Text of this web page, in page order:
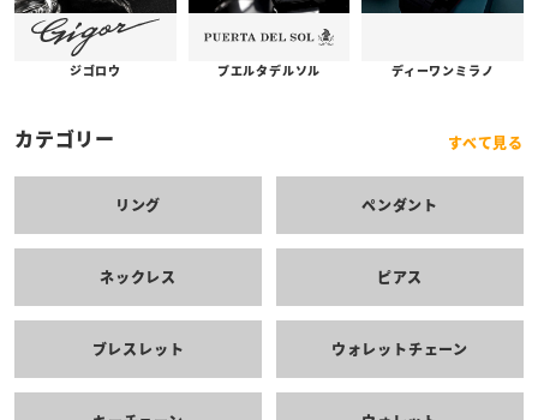
ジゴロウ プエルタデルソル ディーワンミラノ
カテゴリー すべて見る
リング ペンダント
ネックレス ピアス
ブレスレット ウォレットチェーン